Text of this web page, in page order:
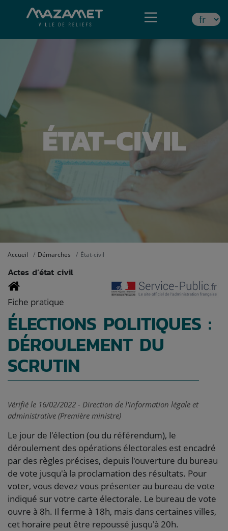
ÉTAT-CIVIL
Accueil Démarches État-civil
Actes d’état civil
Fiche pratique
ÉLECTIONS POLITIQUES :
DÉROULEMENT DU
SCRUTIN
Vérifié le 16/02/2022 - Direction de l'information légale et
administrative (Première ministre)
Le jour de l'élection (ou du référendum), le
déroulement des opérations électorales est encadré
par des règles précises, depuis l'ouverture du bureau
de vote jusqu'à la proclamation des résultats. Pour
voter, vous devez vous présenter au bureau de vote
indiqué sur votre carte électorale. Le bureau de vote
ouvre à 8h. Il ferme à 18h, mais dans certaines villes,
cet horaire peut être repoussé jusqu'à 20h.